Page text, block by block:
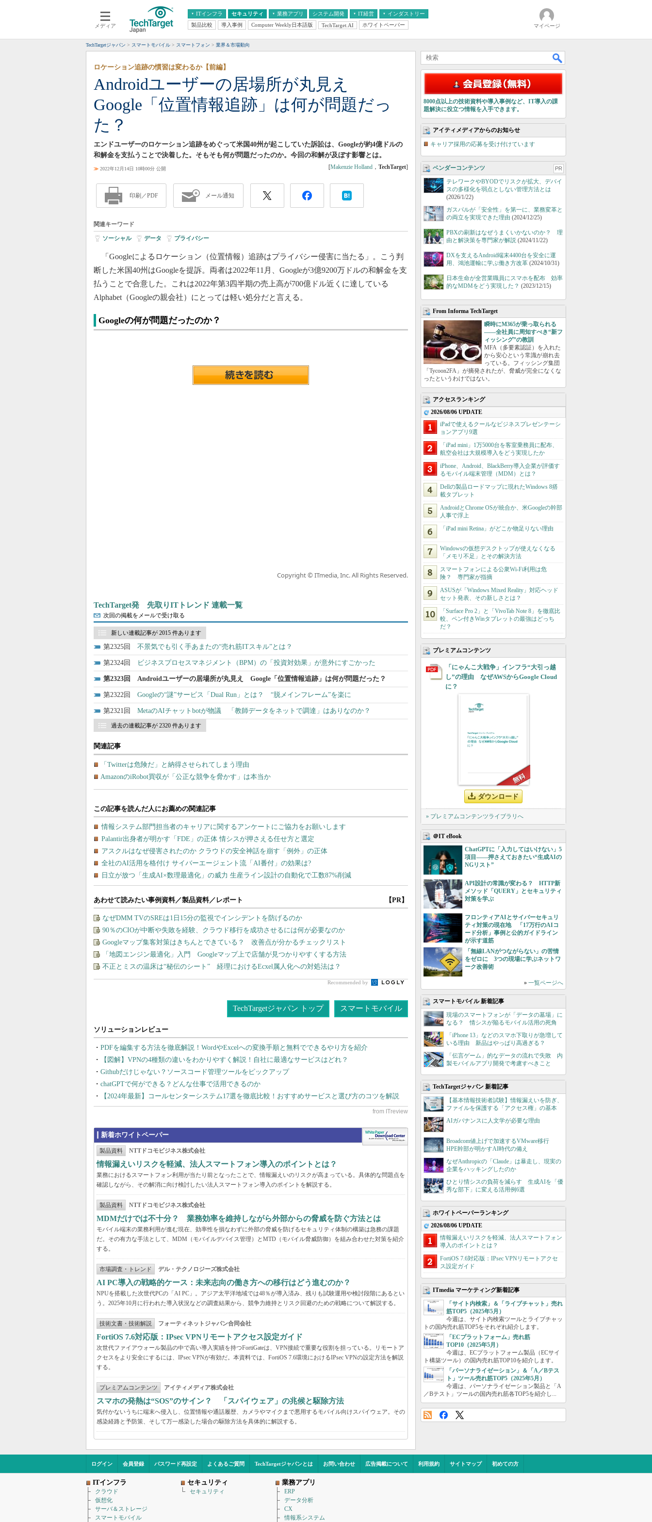
メディア
ITインフラ
クラウド
スマートモバイル
ネットワーク
システム運用管理
セキュリティ 業務アプリ
エンタープライズAI
ERP
CX
情報系システム
システム開発 IT経営
経営とIT
インダストリー
医療IT
製品比較 導入事例 Computer Weekly日本語版 TechTarget.AI ホワイトペーパー マイページ
TechTargetジャパン スマートモバイル スマートフォン 業界＆市場動向
Androidユーザーの居場所が丸見え
Google「位置情報追跡」は何が問題だっ
た？
ロケーション追跡の慣習は変わるか【前編】
エンドユーザーのロケーション追跡をめぐって米国40州が起こしていた訴訟は、Googleが約4億ドルの
和解金を支払うことで決着した。そもそも何が問題だったのか。今回の和解が及ぼす影響とは。
≫ 2022年12月14日 10時00分 公開 [Makenzie Holland ， TechTarget]
印刷／PDF メール通知
関連キーワード
ソーシャル| データ プライバシー
「Googleによるロケーション（位置情報）追跡はプライバシー侵害に当たる」。こう判
断した米国40州はGoogleを提訴。両者は2022年11月、Googleが3億9200万ドルの和解金を支
払うことで合意した。これは2022年第3四半期の売上高が700億ドル近くに達している
Alphabet（Googleの親会社）にとっては軽い処分だと言える。
Googleの何が問題だったのか？
Copyright © ITmedia, Inc. All Rights Reserved.
TechTarget発 先取りITトレンド 連載一覧
次回の掲載をメールで受け取る
新しい連載記事が 2015 件あります
2325 不景気でも引く手あまたの“売れ筋ITスキル”とは？
2324 ビジネスプロセスマネジメント（BPM）の「投資対効果」が意外にすごかった
2323 Androidユーザーの居場所が丸見え Google「位置情報追跡」は何が問題だった？
2322 Googleの“謎”サービス「Dual Run」とは？ “脱メインフレーム”を楽に
2321 MetaのAIチャットbotが物議 「教師データをネットで調達」はありなのか？
過去の連載記事が 2320 件あります
関連記事
「Twitterは危険だ」と納得させられてしまう理由
AmazonのiRobot買収が「公正な競争を脅かす」は本当か
あわせて読みたい事例資料／製品資料／レポート 【PR】
なぜDMM TVのSREは1日15分の監視でインシデントを防げるのか
90％のCIOが中断や失敗を経験、クラウド移行を成功させるには何が必要なのか
Googleマップ集客対策はきちんとできている？ 改善点が分かるチェックリスト
「地図エンジン最適化」入門 Googleマップ上で店舗が見つかりやすくする方法
不正とミスの温床は“秘伝のシート” 経理におけるEcxel属人化への対処法は？
Recommended by
TechTargetジャパン トップ スマートモバイル
PDFを編集する方法を徹底解説！WordやExcelへの変換手順と無料でできるやり方を紹介
【図解】VPNの4種類の違いをわかりやすく解説！自社に最適なサービスはどれ？
Githubだけじゃない？ソースコード管理ツールをピックアップ
chatGPTで何ができる？どんな仕事で活用できるのか
【2024年最新】コールセンターシステム17選を徹底比較！おすすめサービスと選び方のコツを解説
新着ホワイトペーパー
製品資料 NTTドコモビジネス株式会社
情報漏えいリスクを軽減、法人スマートフォン導入のポイントとは？
業務におけるスマートフォン利用が当たり前となったことで、情報漏えいのリスクが高まっている。具体的な問題点を
確認しながら、その解消に向け検討したい法人スマートフォン導入のポイントを解説する。
製品資料 NTTドコモビジネス株式会社
MDMだけでは不十分？ 業務効率を維持しながら外部からの脅威を防ぐ方法とは
モバイル端末の業務利用が進む現在、効率性を損なわずに外部の脅威を防げるセキュリティ体制の構築は急務の課題
だ。その有力な手法として、MDM（モバイルデバイス管理）とMTD（モバイル脅威防御）を組み合わせた対策を紹介
する。
市場調査・トレンド デル・テクノロジーズ株式会社
AI PC導入の戦略的ケース：未来志向の働き方への移行はどう進むのか？
NPUを搭載した次世代PCの「AI PC」。アジア太平洋地域では48％が導入済み、残りも試験運用や検討段階にあるとい
う。2025年10月に行われた導入状況などの調査結果から、競争力維持とリスク回避のための戦略について解説する。
技術文書・技術解説 フォーティネットジャパン合同会社
FortiOS 7.6対応版：IPsec VPNリモートアクセス設定ガイド
次世代ファイアウォール製品の中で高い導入実績を持つFortiGateは、VPN接続で重要な役割を担っている。リモートア
クセスをより安全にするには、IPsec VPNが有効だ。本資料では、FortiOS 7.6環境におけるIPsec VPNの設定方法を解説
する。
プレミアムコンテンツ アイティメディア株式会社
スマホの発熱は“SOS”のサイン？ 「スパイウェア」の兆候と駆除方法
気付かないうちに端末へ侵入し、位置情報や通話履歴、カメラやマイクまで悪用するモバイル向けスパイウェア。その
感染経路と予防策、そして万一感染した場合の駆除方法を具体的に解説する。
8000点以上の技術資料や導入事例など、IT導入の課
題解決に役立つ情報を入手できます。
アイティメディアからのお知らせ
キャリア採用の応募を受け付けています
ベンダーコンテンツ PR
テレワークやBYODでリスクが拡大、デバイ
スの多様化を弱点としない管理方法とは
(2026/1/22)
ガスパルが「安全性」を第一に、業務変革と
の両立を実現できた理由 (2024/12/25)
PBXの刷新はなぜうまくいかないのか？ 理
由と解決策を専門家が解説 (2024/11/22)
DXを支えるAndroid端末4400台を安全に運
用、鴻池運輸に学ぶ働き方改革 (2024/10/31)
日本生命が全営業職員にスマホを配布 効率
的なMDMをどう実現した？ (2023/12/15)
From Informa TechTarget
瞬時にM365が乗っ取られる
――全社員に周知すべき“新フ
ィッシング”の教訓
MFA（多要素認証）を入れた
から安心という常識が崩れ去
っている。フィッシング集団
「Tycoon2FA」が摘発されたが、脅威が完全になくな
ったというわけではない。
アクセスランキング
2026/08/06 UPDATE
iPadで使えるクールなビジネスプレゼンテーシ
ョンアプリ9選
「iPad mini」1万5000台を客室乗務員に配布、
航空会社は大規模導入をどう実現したか
iPhone、Android、BlackBerry導入企業が評価す
るモバイル端末管理（MDM）とは？
Dellの製品ロードマップに現れたWindows 8搭
載タブレット
AndroidとChrome OSが統合か、米Googleの幹部
人事で浮上
「iPad mini Retina」がどこか物足りない理由
Windowsの仮想デスクトップが使えなくなる
「メモリ不足」とその解決方法
スマートフォンによる公衆Wi-Fi利用は危
険？ 専門家が指摘
ASUSが「Windows Mixed Reality」対応ヘッド
セット発表、その新しさとは？
「Surface Pro 2」と「VivoTab Note 8」を徹底比
較、ペン付きWinタブレットの最強はどっち
だ？
プレミアムコンテンツ
「にゃんこ大戦争」インフラ“大引っ越
し”の理由 なぜAWSからGoogle Cloud
に？
ダウンロード
» プレミアムコンテンツライブラリへ
＠IT eBook
ChatGPTに「入力してはいけない」5
項目――押さえておきたい“生成AIの
NGリスト”
API設計の常識が変わる？ HTTP新
メソッド「QUERY」とセキュリティ
対策を学ぶ
フロンティアAIとサイバーセキュリ
ティ対策の現在地 「17万行のAIコ
ード分析」事例と公的ガイドライン
が示す道筋
「無線LANがつながらない」の苦情
をゼロに 3つの現場に学ぶネットワ
ーク改善術
» 一覧ページへ
スマートモバイル 新着記事
現場のスマートフォンが「データの墓場」に
なる？ 情シスが陥るモバイル活用の死角
「iPhone 13」などのスマホ下取りが急増して
いる理由 新品はやっぱり高過ぎる？
「伝言ゲーム」的なデータの流れで失敗 内
製モバイルアプリ開発で考慮すべきこと
TechTargetジャパン 新着記事
【基本情報技術者試験】情報漏えいを防ぎ、
ファイルを保護する「アクセス権」の基本
AIガバナンスに人文学が必要な理由
Broadcom値上げで加速するVMware移行
HPE幹部が明かすAI時代の備え
なぜAnthropicの「Claude」は暴走し、現実の
企業をハッキングしたのか
ひとり情シスの負荷を減らす 生成AIを「優
秀な部下」に変える活用例6選
ホワイトペーパーランキング
2026/08/06 UPDATE
情報漏えいリスクを軽減、法人スマートフォン
導入のポイントとは？
FortiOS 7.6対応版：IPsec VPNリモートアクセ
ス設定ガイド
ITmedia マーケティング新着記事
「サイト内検索」＆「ライブチャット」売れ
筋TOP5（2025年5月）
今週は、サイト内検索ツールとライブチャッ
トの国内売れ筋TOP5をそれぞれ紹介します。
「ECプラットフォーム」売れ筋
TOP10（2025年5月）
今週は、ECプラットフォーム製品（ECサイ
ト構築ツール）の国内売れ筋TOP10を紹介します。
「パーソナライゼーション」＆「A／Bテス
ト」ツール売れ筋TOP5（2025年5月）
今週は、パーソナライゼーション製品と「A
／Bテスト」ツールの国内売れ筋各TOP5を紹介し...
ログイン 会員登録 パスワード再設定 よくあるご質問 TechTargetジャパンとは お問い合わせ 広告掲載について 利用規約 サイトマップ 初めての方
ITインフラ
クラウド
仮想化
サーバ＆ストレージ
スマートモバイル
セキュリティ
セキュリティ
業務アプリ
ERP
データ分析
CX
情報系システム